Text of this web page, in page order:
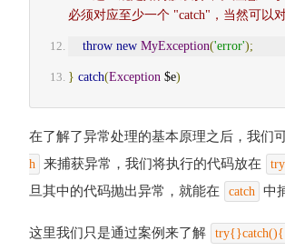
必须对应至少一个 "catch"，当然可以
throw new MyException('error');
} catch(Exception $e)
在了解了异常处理的基本原理之后，我们
h
来捕获异常，我们将执行的代码放在 try
旦其中的代码抛出异常，就能在
catch 中
这里我们只是通过案例来了解